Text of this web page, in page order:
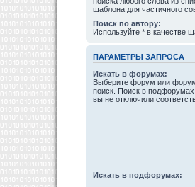
шаблона для частичного
Поиск по автору:
Используйте * в качестве
ПАРАМЕТРЫ ЗАПРОСА
Искать в форумах:
Выберите форум или
поиск. Поиск в подфорумах
вы не отключили
Искать в подфорумах: